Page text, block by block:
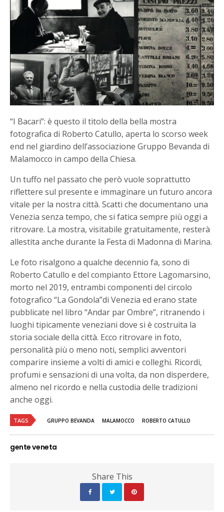
“I Bacari”: è questo il titolo della bella mostra
fotografica di Roberto Catullo, aperta lo scorso week
end nel giardino dell’associazione Gruppo Bevanda di
Malamocco in campo della Chiesa.
Un tuffo nel passato che però vuole soprattutto
riflettere sul presente e immaginare un futuro ancora
vitale per la nostra città. Scatti che documentano una
Venezia senza tempo, che si fatica sempre più oggi a
ritrovare. La mostra, visitabile gratuitamente, resterà
allestita anche durante la Festa di Madonna di Marina.
Le foto risalgono a qualche decennio fa, sono di
Roberto Catullo e del compianto Ettore Lagomarsino,
morto nel 2019, entrambi componenti del circolo
fotografico “La Gondola”di Venezia ed erano state
pubblicate nel libro “Andar par Ombre”, ritranendo i
luoghi tipicamente veneziani dove si è costruita la
storia sociale della città. Ecco ritrovare in foto,
personalità più o meno noti, semplici avventori
comparire insieme a volti di amici e colleghi. Ricordi,
profumi e sensazioni di una volta, da non disperdere,
almeno nel ricordo e nella custodia delle tradizioni
anche oggi.
TAGS GRUPPO BEVANDA MALAMOCCO ROBERTO CATULLO
gente veneta
Share This